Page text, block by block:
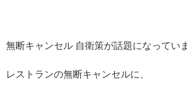
無断キャンセル 自衛策が話題になってい
レストランの無断キャンセルに、